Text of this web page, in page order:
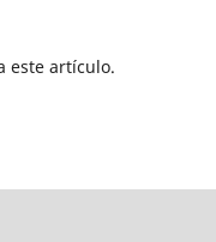
este artículo.